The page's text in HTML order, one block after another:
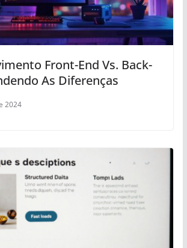
Front-End Vs. Back-
As Diferenças
2024